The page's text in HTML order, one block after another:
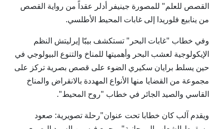
القصص للعلم" للمصورة جينيفر أدلر عقداً من رواية القصص
من ينابيع فلوريدا إلى غابات المحيط الأطلسي.
وفي خطاب "غابات البحر" تستكشف بيبّا إيرليتش النظم
الإيكولوجية لعشب البحر وأهميتها للمناخ والتنوع البيولوجي في
حين يسلط برايان سكيري الضوء على قصص بصرية تركز على
مجموعة من القضايا منها الأنواع المهددة بالانقراض والمناخ
القاسي والصيد الجائر في خطاب "روح المحيط".
ويقدم آلب كان خطابا تحت عنوان"رحلة تصويرية: صعود